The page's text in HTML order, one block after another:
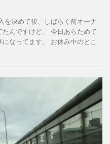
を決めて後、しばらく前オーナ
んですけど、 今日あらためて
なってます。 お休み中のとこ